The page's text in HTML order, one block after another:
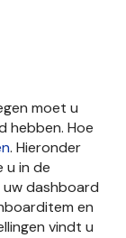
moet u
hebben. Hoe
. Hieronder
u in de
dashboard
en
vindt u